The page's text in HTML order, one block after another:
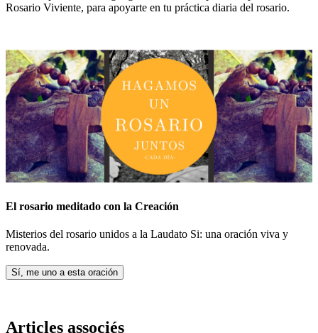
Rosario Viviente, para apoyarte en tu práctica diaria del rosario.
El rosario meditado con la Creación
Misterios del rosario unidos a la Laudato Si: una oración viva y
renovada.
Sí, me uno a esta oración
Articles associés